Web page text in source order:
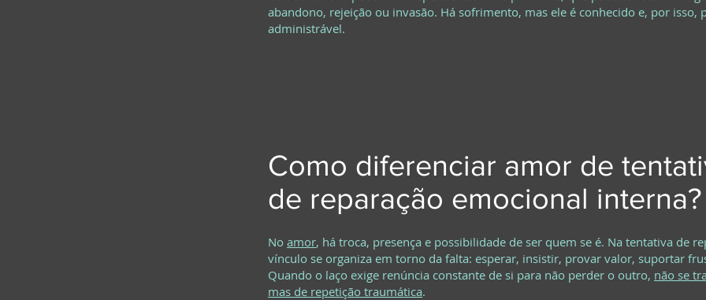
abandono, rejeição ou invasão. Há sofrimento, mas ele é conhecido e, por isso,
administrável.
Como diferenciar amor de
de reparação emocional interna?
No amor, há troca, presença e possibilidade de ser quem se é. Na tentativa de
vínculo se organiza em torno da falta: esperar, insistir, provar valor, suportar
Quando o laço exige renúncia constante de si para não perder o outro, não se
mas de repetição traumática.